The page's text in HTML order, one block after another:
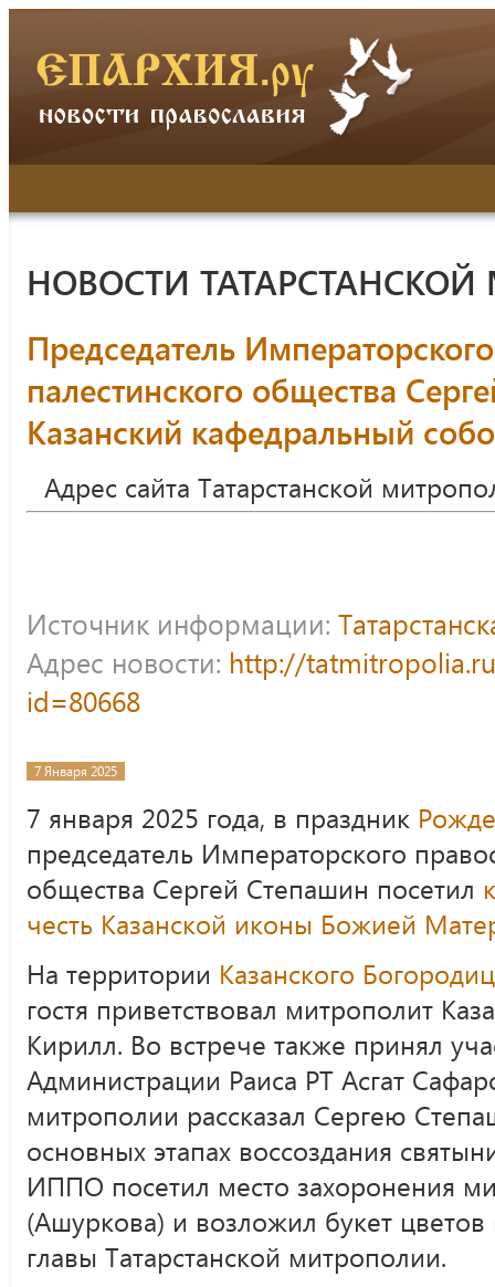
НОВОСТИ
Председатель
палестинского общества
Казанский кафедральный
Адрес сайта Татарстанской
Источник информации:
Адрес новости: http://
id=80668
7 Января 2025
7 января 2025 года, в праздник
председатель Императорского
общества Сергей Степашин посетил
честь Казанской иконы Божией
На территории Казанского
гостя приветствовал митрополит
Кирилл. Во встрече также принял
Администрации Раиса РТ Асгат
митрополии рассказал Сергею
основных этапах воссоздания
ИППО посетил место захоронения
(Ашуркова) и возложил букет
главы Татарстанской митрополии.